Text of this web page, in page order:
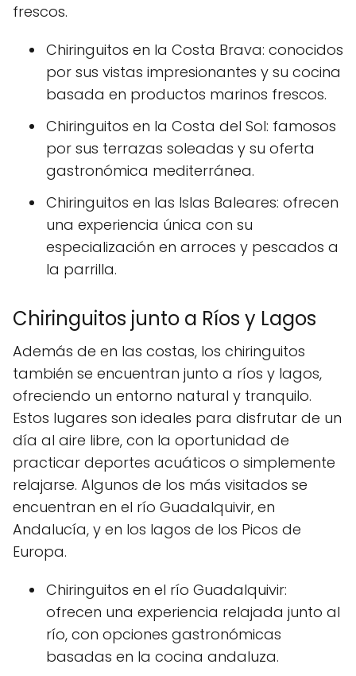
frescos.
Chiringuitos en la Costa Brava: conocidos
por sus vistas impresionantes y su cocina
basada en productos marinos frescos.
Chiringuitos en la Costa del Sol: famosos
por sus terrazas soleadas y su oferta
gastronómica mediterránea.
Chiringuitos en las Islas Baleares: ofrecen
una experiencia única con su
especialización en arroces y pescados a
la parrilla.
Chiringuitos junto a Ríos y Lagos
Además de en las costas, los chiringuitos
también se encuentran junto a ríos y lagos,
ofreciendo un entorno natural y tranquilo.
Estos lugares son ideales para disfrutar de un
día al aire libre, con la oportunidad de
practicar deportes acuáticos o simplemente
relajarse. Algunos de los más visitados se
encuentran en el río Guadalquivir, en
Andalucía, y en los lagos de los Picos de
Europa.
Chiringuitos en el río Guadalquivir:
ofrecen una experiencia relajada junto al
río, con opciones gastronómicas
basadas en la cocina andaluza.